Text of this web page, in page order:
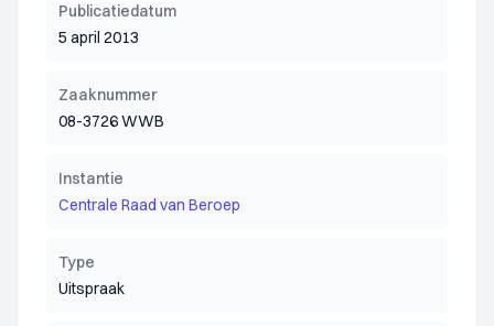
Publicatiedatum
5 april 2013
Zaaknummer
08-3726 WWB
Instantie
Centrale Raad van Beroep
Type
Uitspraak